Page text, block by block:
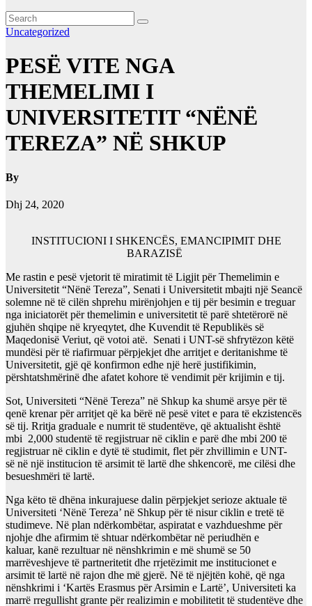
Uncategorized
PESË VITE NGA
THEMELIMI I
UNIVERSITETIT “NËNË
TEREZA” NË SHKUP
By
Dhj 24, 2020
INSTITUCIONI I SHKENCËS, EMANCIPIMIT DHE
BARAZISË
Me rastin e pesë vjetorit të miratimit të Ligjit për Themelimin e
Universitetit “Nënë Tereza”, Senati i Universitetit mbajti një Seancë
solemne në të cilën shprehu mirënjohjen e tij për besimin e treguar
nga iniciatorët për themelimin e universitetit të parë shtetërorë në
gjuhën shqipe në kryeqytet, dhe Kuvendit të Republikës së
Maqedonisë Veriut, që votoi atë. Senati i UNT-së shfrytëzon këtë
mundësi për të riafirmuar përpjekjet dhe arritjet e deritanishme të
Universitetit, gjë që konfirmon edhe një herë justifikimin,
përshtatshmërinë dhe afatet kohore të vendimit për krijimin e tij.
Sot, Universiteti “Nënë Tereza” në Shkup ka shumë arsye për të
qenë krenar për arritjet që ka bërë në pesë vitet e para të ekzistencës
së tij. Rritja graduale e numrit të studentëve, që aktualisht është
mbi 2,000 studentë të regjistruar në ciklin e parë dhe mbi 200 të
regjistruar në ciklin e dytë të studimit, flet përzhvillimin e UNT-
së në një institucion të arsimit të lartë dhe shkencorë, me cilësi dhe
besueshmëri të lartë.
Nga këto të dhëna inkurajuese dalin përpjekjet serioze aktuale të
Universiteti ‘Nënë Tereza’ në Shkup për të nisurciklin e tretë të
studimeve. Në plan ndërkombëtar, aspiratat e vazhdueshme për
njohje dhe afirmim të shtuar ndërkombëtar në periudhën e
kaluar, kanë rezultuar në nënshkrimin e më shumë se 50
marrëveshjeve të partneritetit dhe rrjetëzimit me institucionet e
arsimit të lartë në rajon dhe më gjerë. Në të njëjtën kohë, që nga
nënshkrimi i ‘Kartës Erasmus për Arsimin e Lartë’, Universiteti ka
marrë rregullisht grante për realizimin e mobilitetit të studentëve dhe